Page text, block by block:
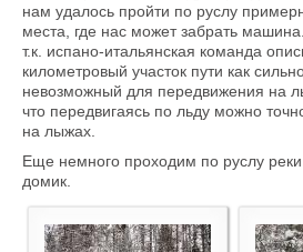
нам удалось пройти по руслу
места, где нас может забрать
т.к. испано-итальянская команда
километровый участок пути как
невозможный для передвижения на
что передвигаясь по льду можно
на лыжах.
Еще немного проходим по руслу
домик.